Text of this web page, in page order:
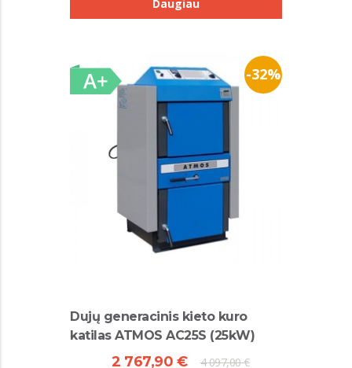
Daugiau
-32%
Dujų generacinis kieto kuro
katilas ATMOS AC25S (25kW)
2 767,90 € 4 097,00 €